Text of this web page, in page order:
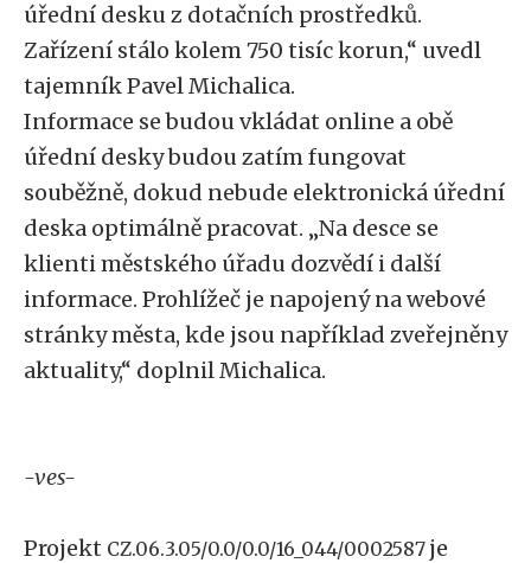
úřední desku z dotačních prostředků.
Zařízení stálo kolem 750 tisíc korun,“ uvedl
tajemník Pavel Michalica.
Informace se budou vkládat online a obě
úřední desky budou zatím fungovat
souběžně, dokud nebude elektronická úřední
deska optimálně pracovat. „Na desce se
klienti městského úřadu dozvědí i další
informace. Prohlížeč je napojený na webové
stránky města, kde jsou například zveřejněny
aktuality,“ doplnil Michalica.
-ves-
Projekt CZ.06.3.05/0.0/0.0/16_044/0002587 je